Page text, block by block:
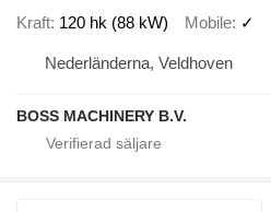
Kraft 120 hk (88 kW) Mobile ✓
Nederländerna, Veldhoven
BOSS MACHINERY B.V.